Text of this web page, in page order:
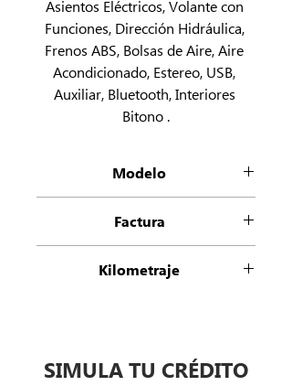
Asientos Eléctricos, Volante con
Funciones, Dirección Hidráulica,
Frenos ABS, Bolsas de Aire, Aire
Acondicionado, Estereo, USB,
Auxiliar, Bluetooth, Interiores
Bitono .
Modelo
Factura
Kilometraje
SIMULA TU CRÉDITO